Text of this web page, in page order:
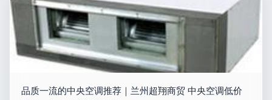
品质一流的中央空调推荐｜兰州超翔商贸 中央空调低价